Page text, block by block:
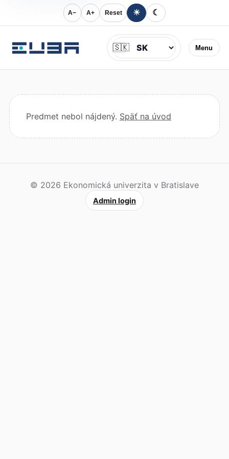
A− A+ Reset ☀ ☾
Menu
Jazyk
🇸🇰
Predmet nebol nájdený. Späť na úvod
© 2026 Ekonomická univerzita v Bratislave
Admin login